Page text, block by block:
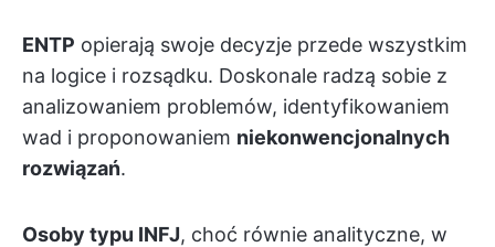
ENTP opierają swoje decyzje przede wszystkim
na logice i rozsądku. Doskonale radzą sobie z
analizowaniem problemów, identyfikowaniem
wad i proponowaniem niekonwencjonalnych
rozwiązań.
Osoby typu INFJ, choć równie analityczne, w